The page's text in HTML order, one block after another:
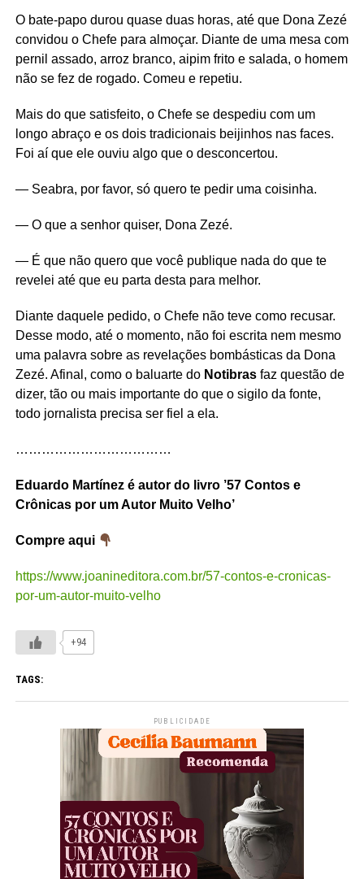
O bate-papo durou quase duas horas, até que Dona Zezé
convidou o Chefe para almoçar. Diante de uma mesa com
pernil assado, arroz branco, aipim frito e salada, o homem
não se fez de rogado. Comeu e repetiu.
Mais do que satisfeito, o Chefe se despediu com um
longo abraço e os dois tradicionais beijinhos nas faces.
Foi aí que ele ouviu algo que o desconcertou.
— Seabra, por favor, só quero te pedir uma coisinha.
— O que a senhor quiser, Dona Zezé.
— É que não quero que você publique nada do que te
revelei até que eu parta desta para melhor.
Diante daquele pedido, o Chefe não teve como recusar.
Desse modo, até o momento, não foi escrita nem mesmo
uma palavra sobre as revelações bombásticas da Dona
Zezé. Afinal, como o baluarte do Notibrasfaz questão de
dizer, tão ou mais importante do que o sigilo da fonte,
todo jornalista precisa ser fiel a ela.
………………………………
Eduardo Martínez é autor do livro ’57 Contos e
Crônicas por um Autor Muito Velho’
Compre aqui
https://www.joanineditora.com.br/57-contos-e-cronicas-
por-um-autor-muito-velho
+94
TAGS:
PUBLICIDADE